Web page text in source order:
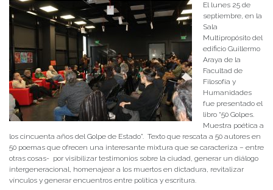
El lunes 25 de
septiembre, en la
Sala
Multipropósito del
edificio Guillermo
Araya de la
Facultad de
Filosofía y
Humanidades
fue presentado el
libro “50 Golpes.
Muestra poética a
los cincuenta años del Golpe de Estado”. Texto que rescata a 50 autores en
50 poemas que ofrecen una interesante mixtura que se caracteriza – entre
otras cosas- por visibilizar testimonios sobre la ciudad, generar un diálogo
intergeneracional, homenajear a los muertos en dictadura, revitalizar
vínculos y generar encuentros entre política y escritura.